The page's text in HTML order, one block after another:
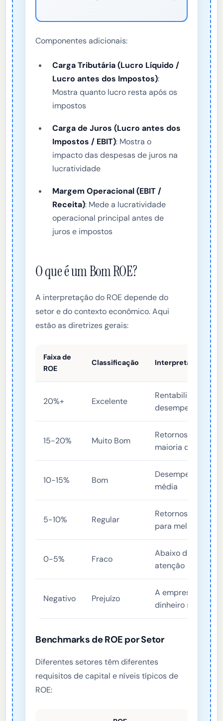
Componentes adicionais:
Carga Tributária (Lucro Líquido /
Lucro antes dos Impostos):
Mostra quanto lucro resta após os
impostos
Carga de Juros (Lucro antes dos
Impostos / EBIT): Mostra o
impacto das despesas de juros na
lucratividade
Margem Operacional (EBIT /
Receita): Mede a lucratividade
operacional principal antes de
juros e impostos
O que é um Bom ROE?
A interpretação do ROE depende do
setor e do contexto econômico. Aqui
estão as diretrizes gerais:
Faixa de
ROE
Classificação Interpretação
20%+ Excelente
Rentabilidade
desempenho de
15-20% Muito Bom
Retornos fortes,
maioria dos
10-15% Bom
Desempenho
média
5-10% Regular
Retornos
para melhorias
0-5% Fraco
Abaixo da média,
atenção
Negativo Prejuízo
A empresa está
dinheiro sobre o
Benchmarks de ROE por Setor
Diferentes setores têm diferentes
requisitos de capital e níveis típicos de
ROE: